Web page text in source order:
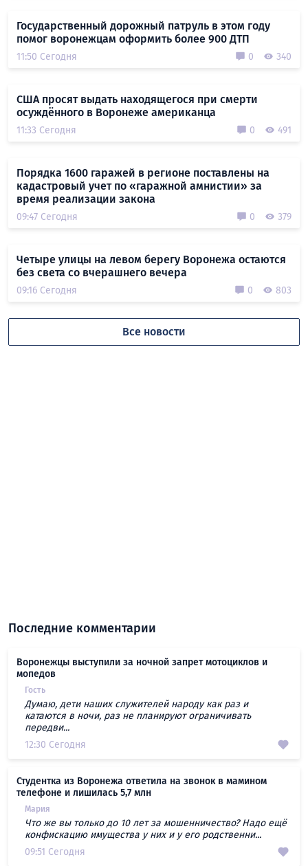
Государственный дорожный патруль в этом году
помог воронежцам оформить более 900 ДТП
11:50 Сегодня 0 340
США просят выдать находящегося при смерти
осуждённого в Воронеже американца
11:33 Сегодня 0 491
Порядка 1600 гаражей в регионе поставлены на
кадастровый учет по «гаражной амнистии» за
время реализации закона
09:47 Сегодня 0 379
Четыре улицы на левом берегу Воронежа остаются
без света со вчерашнего вечера
09:16 Сегодня 0 803
Все новости
Последние комментарии
Воронежцы выступили за ночной запрет мотоциклов и
мопедов
Гость
Думаю, дети наших служителей народу как раз и
катаются в ночи, раз не планируют ограничивать
передви...
12:30 Сегодня
Студентка из Воронежа ответила на звонок в мамином
телефоне и лишилась 5,7 млн
Мария
Что же вы только до 10 лет за мошенничество? Надо ещё
конфискацию имущества у них и у его родственни...
09:51 Сегодня